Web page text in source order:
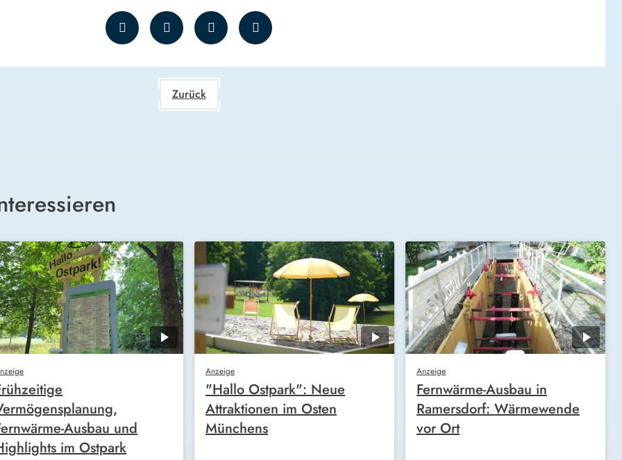
Zurück
Ausbau und
im Ostpark
Anzeige
"Hallo Ostpark": Neue
Attraktionen im Osten
Münchens
Anzeige
Fernwärme-Ausbau in
Ramersdorf: Wärmewende
vor Ort